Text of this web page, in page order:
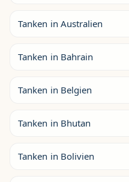
Tanken in Australien
Tanken in Bahrain
Tanken in Belgien
Tanken in Bhutan
Tanken in Bolivien